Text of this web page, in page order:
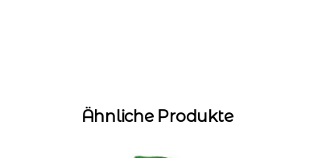
Ähnliche Produkte